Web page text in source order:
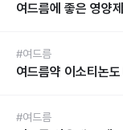
여드름에 좋은 영양
#여드름
여드름약 이소티논
#여드름